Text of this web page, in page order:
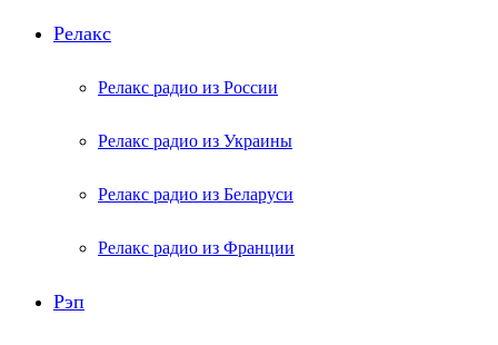
Релакс
Релакс радио из России
Релакс радио из Украины
Релакс радио из Беларуси
Релакс радио из Франции
Рэп